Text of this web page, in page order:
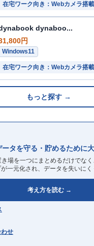
在宅ワーク向き：Webカメラ搭
dynaboo...
円
Windows11
在宅ワーク向き：Webカメラ搭
もっと探す →
タを守る・貯めるために
場を一つにまとめるだけでな
一元化され、データを失いにく
考え方を読む →
せ